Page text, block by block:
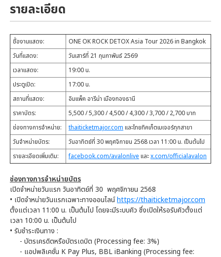
รายละเอียด
ชื่องานแสดง:
ONE OK ROCK DETOX Asia Tour 2026 in Bangkok
วันที่แสดง:
วันเสาร์ที่ 21 กุมภาพันธ์ 2569
เวลาแสดง:
19:00 น.
ประตูเปิด:
17:00 น.
สถานที่แสดง:
อิมแพ็ค อารีน่า เมืองทองธานี
ราคาบัตร:
5,500 / 5,300 / 4,500 / 4,300 / 3,700 / 2,700 บาท
ช่องทางการจำหน่าย:
thaiticketmajor.com และไทยทิคเก็ตเมเจอร์ทุกสาขา
วันจำหน่ายบัตร:
วันอาทิตย์ที่ 30 พฤศจิกายน 2568 เวลา 11:00 น. เป็นต้นไป
รายละเอียดเพิ่มเติม:
facebook.com/avalonlive และx.com/officialavalon
ช่องทางการจำหน่ายบัตร
เปิดจำหน่ายวันแรก วันอาทิตย์ที่ 30 พฤศจิกายน 2568
• เปิดจำหน่ายวันแรกเฉพาะทางออนไลน์https://thaiticketmajor.com
ตั้งแต่เวลา 11:00 น. เป็นต้นไป โดยจะมีระบบคิว ซึ่งเปิดให้รอรับคิวตั้งแต่
เวลา 10:00 น. เป็นต้นไป
• รับชำระเงินทาง :
- บัตรเครดิตหรือบัตรเดบิต (Processing fee: 3%)
- แอปพลิเคชั่น K Pay Plus, BBL iBanking (Processing fee: